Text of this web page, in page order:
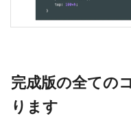
完成版の全ての
ります